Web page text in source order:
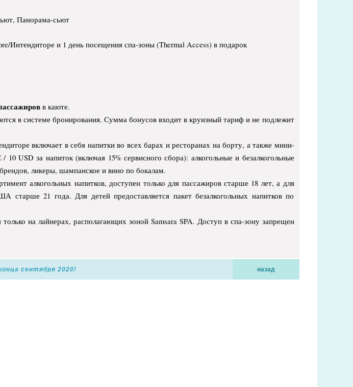
Панорама-сьют
Интендиторе и 1 день посещения спа-зоны (Thermal Access) в подарок
в каюте.
в системе бронирования. Сумма бонусов входит в круизный тариф и не подлежит
включает в себя напитки во всех барах и ресторанах на борту, а также мини-
/ 10 USD за напиток (включая 15% сервисного сбора): алкогольные и безалкогольные
ликеры, шампанское и вино по бокалам.
алкогольных напитков, доступен только для пассажиров старше 18 лет, а для
старше 21 года. Для детей предоставляется пакет безалкогольных напитков по
только на лайнерах, располагающих зоной Samsara SPA. Доступ в спа-зону запрещен
сентября 2020! назад